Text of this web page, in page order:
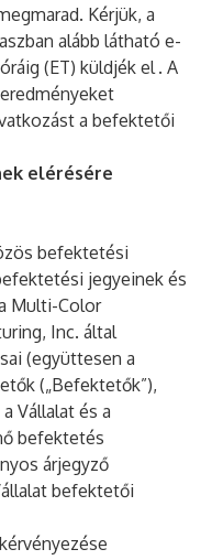
Kérjük, a
alább látható ​​e-
(ET) küldjék el. A
a befektetői
elérésére
befektetési
jegyeinek és
Multi-Color
Inc. által
(együttesen a
(„Befektetők”),
Vállalat és a
befektetés
árjegyző
befektetői